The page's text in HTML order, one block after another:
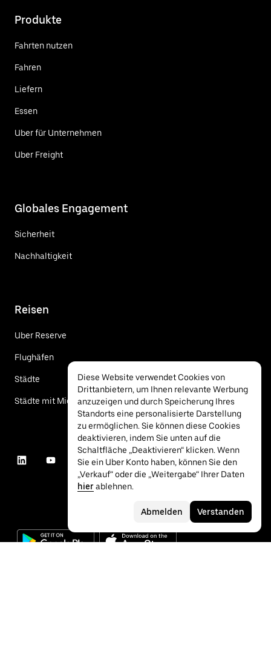
Produkte
Fahrten nutzen
Fahren
Liefern
Essen
Uber für Unternehmen
Uber Freight
Globales Engagement
Sicherheit
Nachhaltigkeit
Reisen
Uber Reserve
Flughäfen
Städte
Städte mit Mietwagen
Diese Website verwendet Cookies von
Drittanbietern, um Ihnen relevante Werbung
anzuzeigen und durch Speicherung Ihres
Standorts eine personalisierte Darstellung
zu ermöglichen. Sie können diese Cookies
deaktivieren, indem Sie unten auf die
Schaltfläche „Deaktivieren“ klicken. Wenn
Sie ein Uber Konto haben, können Sie den
„Verkauf“ oder die „Weitergabe“ Ihrer Daten
hierablehnen.
Abmelden Verstanden